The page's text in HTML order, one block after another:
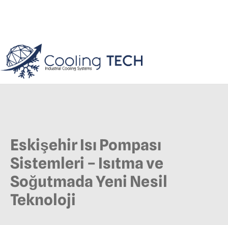
Eskişehir Isı Pompası
Sistemleri – Isıtma ve
Soğutmada Yeni Nesil
Teknoloji